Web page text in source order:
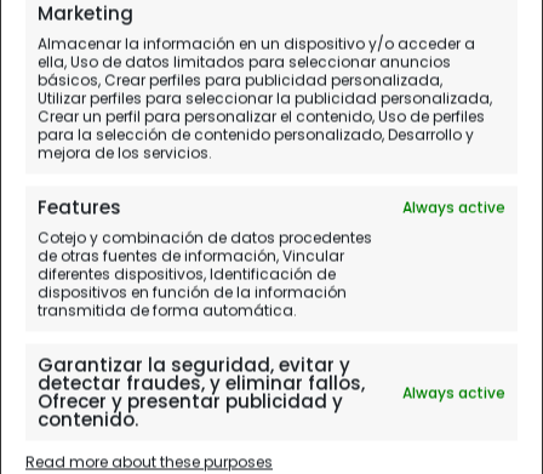
Marketing
Almacenar la información en un dispositivo y/o acceder a
ella, Uso de datos limitados para seleccionar anuncios
básicos, Crear perfiles para publicidad personalizada,
Utilizar perfiles para seleccionar la publicidad personalizada,
Crear un perfil para personalizar el contenido, Uso de perfiles
para la selección de contenido personalizado, Desarrollo y
mejora de los servicios.
Features
Always active
Cotejo y combinación de datos procedentes
de otras fuentes de información, Vincular
diferentes dispositivos, Identificación de
dispositivos en función de la información
transmitida de forma automática.
Garantizar la seguridad, evitar y
detectar fraudes, y eliminar fallos,
Ofrecer y presentar publicidad y
contenido.
Always active
Read more about these purposes